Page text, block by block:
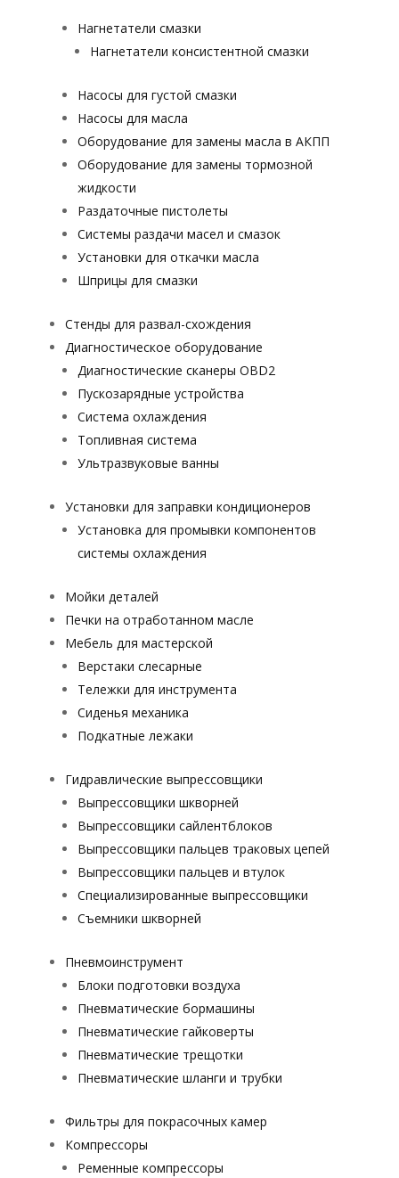
Нагнетатели смазки
Нагнетатели консистентной смазки
Насосы для густой смазки
Насосы для масла
Оборудование для замены масла в АКПП
Оборудование для замены тормозной
жидкости
Раздаточные пистолеты
Системы раздачи масел и смазок
Установки для откачки масла
Шприцы для смазки
Стенды для развал-схождения
Диагностическое оборудование
Диагностические сканеры OBD2
Пускозарядные устройства
Система охлаждения
Топливная система
Ультразвуковые ванны
Установки для заправки кондиционеров
Установка для промывки компонентов
системы охлаждения
Мойки деталей
Печки на отработанном масле
Мебель для мастерской
Верстаки слесарные
Тележки для инструмента
Сиденья механика
Подкатные лежаки
Гидравлические выпрессовщики
Выпрессовщики шкворней
Выпрессовщики сайлентблоков
Выпрессовщики пальцев траковых цепей
Выпрессовщики пальцев и втулок
Специализированные выпрессовщики
Cъемники шкворней
Пневмоинструмент
Блоки подготовки воздуха
Пневматические бормашины
Пневматические гайковерты
Пневматические трещотки
Пневматические шланги и трубки
Фильтры для покрасочных камер
Компрессоры
Ременные компрессоры